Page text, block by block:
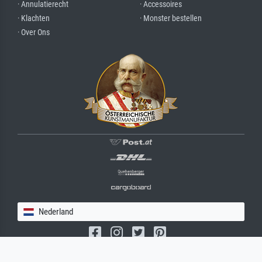
· Annulatierecht
· Klachten
· Over Ons
· Accessoires
· Monster bestellen
Nederland